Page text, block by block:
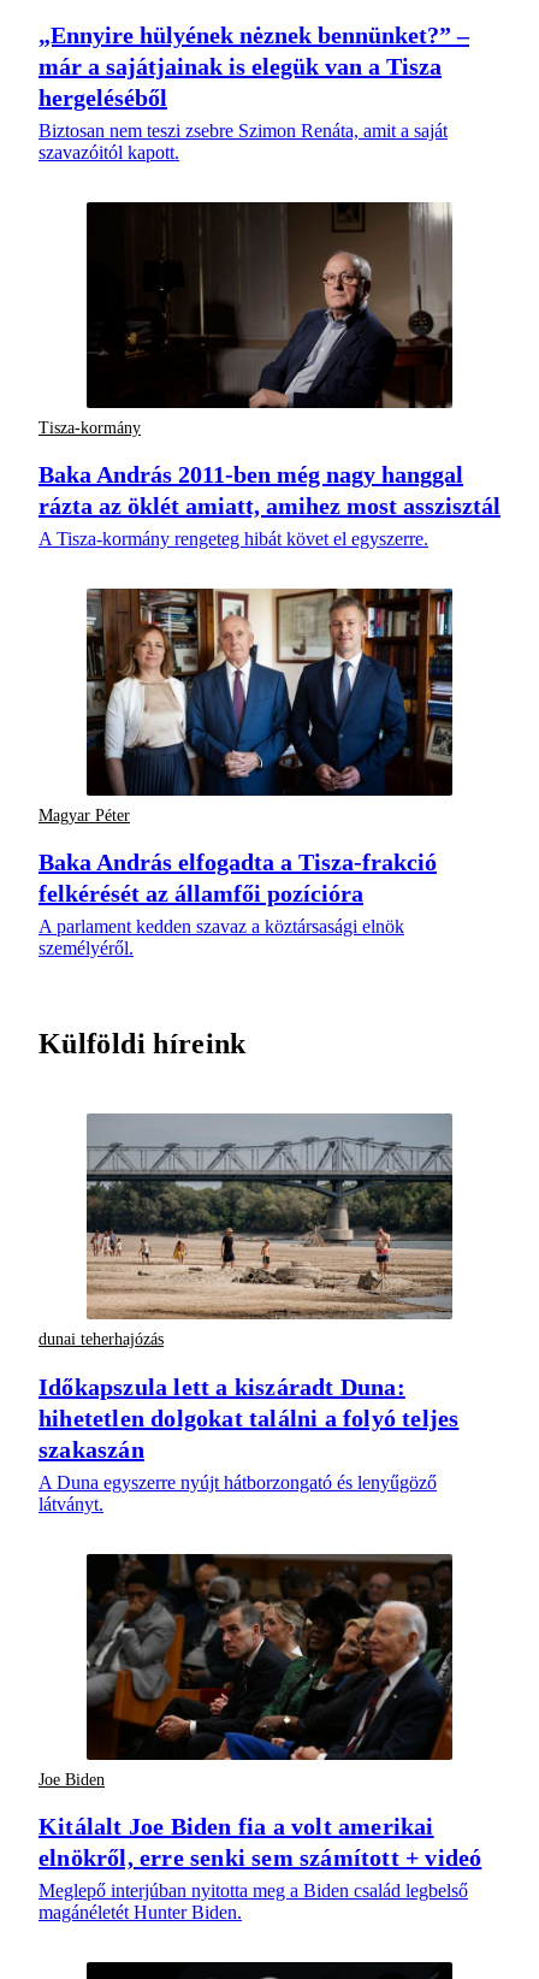
„Ennyire hülyének nėznek bennünket?” –
már a sajátjainak is elegük van a Tisza
hergeléséből
Biztosan nem teszi zsebre Szimon Renáta, amit a saját
szavazóitól kapott.
Tisza-kormány
Baka András 2011-ben még nagy hanggal
rázta az öklét amiatt, amihez most asszisztál
A Tisza-kormány rengeteg hibát követ el egyszerre.
Magyar Péter
Baka András elfogadta a Tisza-frakció
felkérését az államfői pozícióra
A parlament kedden szavaz a köztársasági elnök
személyéről.
Külföldi híreink
dunai teherhajózás
Időkapszula lett a kiszáradt Duna:
hihetetlen dolgokat találni a folyó teljes
szakaszán
A Duna egyszerre nyújt hátborzongató és lenyűgöző
látványt.
Joe Biden
Kitálalt Joe Biden fia a volt amerikai
elnökről, erre senki sem számított + videó
Meglepő interjúban nyitotta meg a Biden család legbelső
magánéletét Hunter Biden.